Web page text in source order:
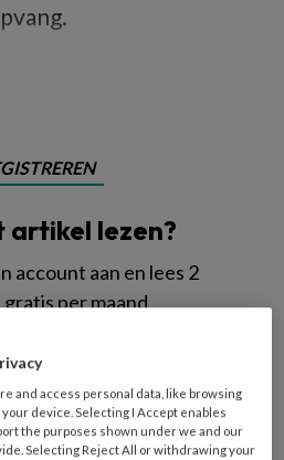
artikel lezen?
account aan en lees 2
per maand
and access personal data, like browsing
device. Selecting I Accept enables
the purposes shown under we and our
Selecting Reject All or withdrawing your